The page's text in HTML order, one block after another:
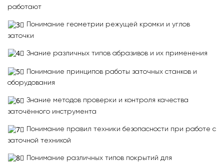
работают
Понимание геометрии режущей кромки и углов
заточки
Знание различных типов абразивов и их применения
Понимание принципов работы заточных станков и
оборудования
Знание методов проверки и контроля качества
заточённого инструмента
Понимание правил техники безопасности при работе с
заточной техникой
Понимание различных типов покрытий для